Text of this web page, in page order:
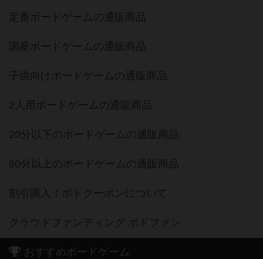
定番ボードゲームの通販商品
国産ボードゲームの通販商品
子供向けボードゲームの通販商品
2人用ボードゲームの通販商品
20分以下のボードゲームの通販商品
60分以上のボードゲームの通販商品
割引購入！ボドクーポンについて
クラウドファンディング ボドファン
おすすめボードゲーム